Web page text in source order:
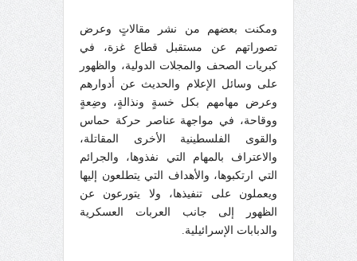
ومكنت بعضهم من نشر مقالاتٍ وعرض
تصوراتهم عن مستقبل قطاع غزة، في
كبريات الصحف والمجلات الدولية، والظهور
على وسائل الإعلام والحديث عن أدوارهم
وعرض مهامهم بكل خسةٍ ونذالةٍ، وضِعةٍ
ووقاحة، في مواجهة عناصر حركة حماس
والقوى الفلسطينية الأخرى المقاتلة،
والاعتراف بالمهام التي نفذوها، والجرائم
التي ارتكبوها، والأهداف التي يتطلعون إليها
ويعملون على تنفيذها، ولا يتورعون عن
الظهور إلى جانب العربات العسكرية
والدبابات الإسرائيلية.